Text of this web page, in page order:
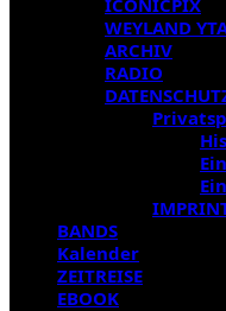
ICONICPIX
WEYLAND
ARCHIV
RADIO
BANDS
Kalender
ZEITREISE
EBOOK